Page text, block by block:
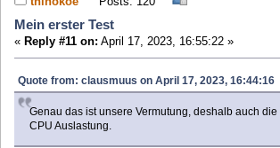
vielen Dank für Eure Arbeit!!
Eine Anregung/ einen Featurewunsch habe ich jedoch
einer Alpha ja auch nicht verwunderlich
IPs. Dazu gibt es aber leider keinen Menüpunkt (ich
nichts übersehen zu haben). Das lässt sich natürlich
Konfigs des NM machen, aber per GUI wäre es schon
deutlich schöner. Ist da was in der Planung?